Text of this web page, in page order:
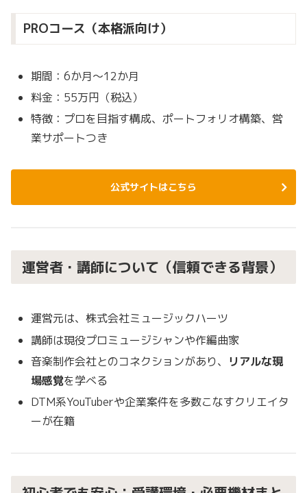
PROコース（本格派向け）
期間：6か月〜12か月
料金：55万円（税込）
特徴：プロを目指す構成、ポートフォリオ構築、営
業サポートつき
公式サイトはこちら
運営者・講師について（信頼できる背景）
運営元は、株式会社ミュージックハーツ
講師は現役プロミュージシャンや作編曲家
音楽制作会社とのコネクションがあり、 リアルな現
場感覚を学べる
DTM系YouTuberや企業案件を多数こなすクリエイタ
ーが在籍